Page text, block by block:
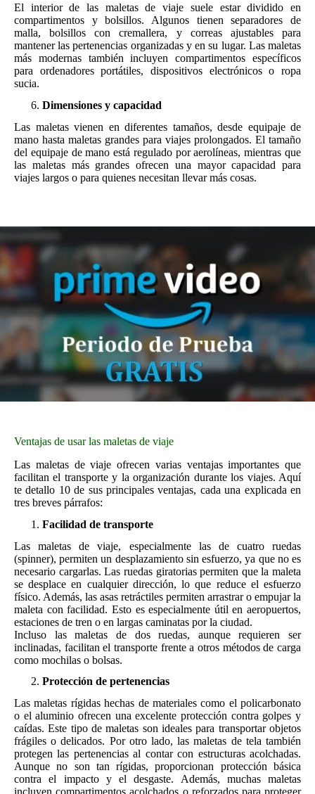
El interior de las maletas de viaje suele estar dividido en
compartimentos y bolsillos. Algunos tienen separadores de
malla, bolsillos con cremallera, y correas ajustables para
mantener las pertenencias organizadas y en su lugar. Las maletas
más modernas también incluyen compartimentos específicos
para ordenadores portátiles, dispositivos electrónicos o ropa
sucia.
Dimensiones y capacidad
Las maletas vienen en diferentes tamaños, desde equipaje de
mano hasta maletas grandes para viajes prolongados. El tamaño
del equipaje de mano está regulado por aerolíneas, mientras que
las maletas más grandes ofrecen una mayor capacidad para
viajes largos o para quienes necesitan llevar más cosas.
Ventajas de usar las maletas de viaje
Las maletas de viaje ofrecen varias ventajas importantes que
facilitan el transporte y la organización durante los viajes. Aquí
te detallo 10 de sus principales ventajas, cada una explicada en
tres breves párrafos:
Facilidad de transporte
Las maletas de viaje, especialmente las de cuatro ruedas
(spinner), permiten un desplazamiento sin esfuerzo, ya que no es
necesario cargarlas. Las ruedas giratorias permiten que la maleta
se desplace en cualquier dirección, lo que reduce el esfuerzo
físico. Además, las asas retráctiles permiten arrastrar o empujar la
maleta con facilidad. Esto es especialmente útil en aeropuertos,
estaciones de tren o en largas caminatas por la ciudad.
Incluso las maletas de dos ruedas, aunque requieren ser
inclinadas, facilitan el transporte frente a otros métodos de carga
como mochilas o bolsas.
Protección de pertenencias
Las maletas rígidas hechas de materiales como el policarbonato
o el aluminio ofrecen una excelente protección contra golpes y
caídas. Este tipo de maletas son ideales para transportar objetos
frágiles o delicados. Por otro lado, las maletas de tela también
protegen las pertenencias al contar con estructuras acolchadas.
Aunque no son tan rígidas, proporcionan protección básica
contra el impacto y el desgaste. Además, muchas maletas